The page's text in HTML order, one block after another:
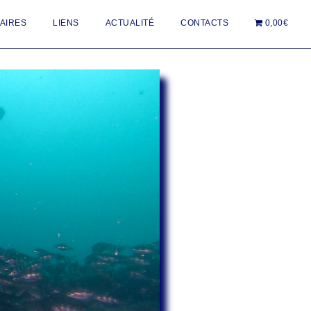
LIENS ACTUALITÉ CONTACTS 0,00€